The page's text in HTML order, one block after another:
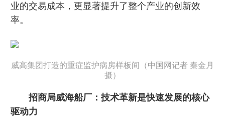
业的交易成本，更显著提升了整个产业的创新效
率。
威高集团打造的重症监护病房样板间（中国网记者 秦金月
摄）
招商局威海船厂：技术革新是快速发展的核心
驱动力